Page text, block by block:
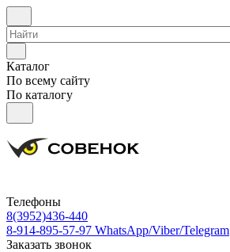
Каталог
По всему сайту
По каталогу
Телефоны
8(3952)436-440
8-914-895-57-97 WhatsApp/Viber/Telegram
Заказать звонок